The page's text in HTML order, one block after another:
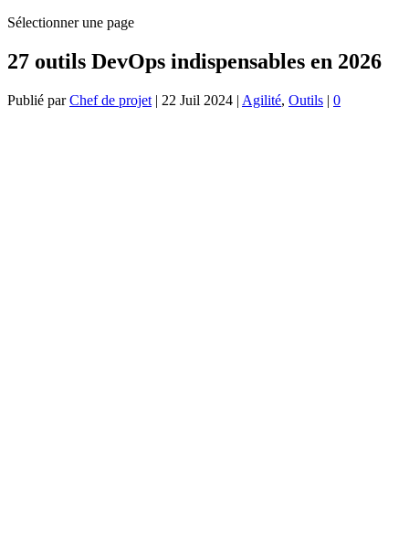
Sélectionner une page
27 outils DevOps indispensables en 2026
Publié parChef de projet | 22 Juil 2024 | Agilité, Outils | 0